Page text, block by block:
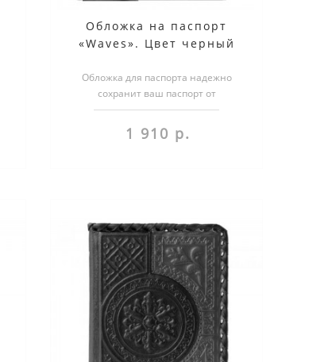
Обложка на паспорт
«Waves». Цвет черный
Обложка для паспорта надежно
сохранит ваш паспорт от
повреждений. Более того, обложка
несет в себе н..
1 910 р.